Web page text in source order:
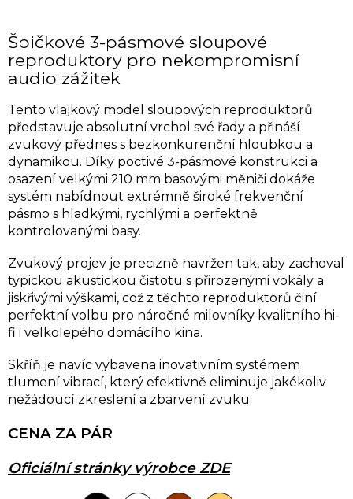
Špičkové 3-pásmové sloupové
reproduktory pro nekompromisní
audio zážitek
Tento vlajkový model sloupových reproduktorů
představuje absolutní vrchol své řady a přináší
zvukový přednes s bezkonkurenční hloubkou a
dynamikou. Díky poctivé 3-pásmové konstrukci a
osazení velkými 210 mm basovými měniči dokáže
systém nabídnout extrémně široké frekvenční
pásmo s hladkými, rychlými a perfektně
kontrolovanými basy.
Zvukový projev je precizně navržen tak, aby zachoval
typickou akustickou čistotu s přirozenými vokály a
jiskřivými výškami, což z těchto reproduktorů činí
perfektní volbu pro náročné milovníky kvalitního hi-
fi i velkolepého domácího kina.
Skříň je navíc vybavena inovativním systémem
tlumení vibrací, který efektivně eliminuje jakékoliv
nežádoucí zkreslení a zbarvení zvuku.
CENA ZA PÁR
Oficiální stránky výrobce ZDE